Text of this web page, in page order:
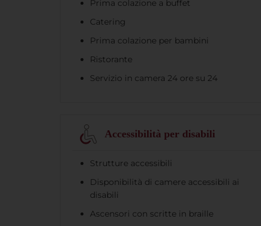
Prima colazione a buffet
Catering
Prima colazione per bambini
Ristorante
Servizio in camera 24 ore su 24
Accessibilità per disabili
Strutture accessibili
Disponibilità di camere accessibili ai
disabili
Ascensori con scritte in braille